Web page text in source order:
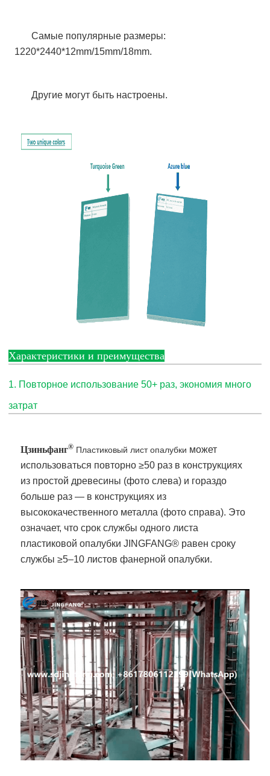
Самые популярные размеры:
1220*2440*12mm/15mm/18mm.
Другие могут быть настроены.
Характеристики и преимущества
1. Повторное использование 50+ раз, экономия много
затрат
Цзиньфанг® Пластиковый лист опалубки может
использоваться повторно ≥50 раз в конструкциях
из простой древесины (фото слева) и гораздо
больше раз — в конструкциях из
высококачественного металла (фото справа). Это
означает, что срок службы одного листа
пластиковой опалубки JINGFANG® равен сроку
службы ≥5–10 листов фанерной опалубки.